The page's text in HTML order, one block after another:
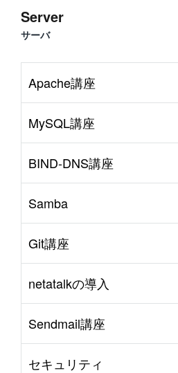
Server
サーバ
Apache講座
MySQL講座
BIND-DNS講座
Samba
Git講座
netatalkの導入
Sendmail講座
セキュリティ